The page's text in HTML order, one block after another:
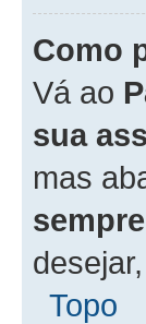
Como
Vá ao
sua
mas
Topo